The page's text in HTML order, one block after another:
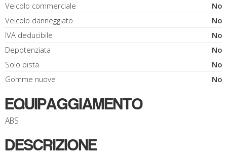
Veicolo commerciale
No
Veicolo danneggiato
No
IVA deducibile
No
Depotenziata
No
Solo pista
No
Gomme nuove
No
EQUIPAGGIAMENTO
ABS
DESCRIZIONE